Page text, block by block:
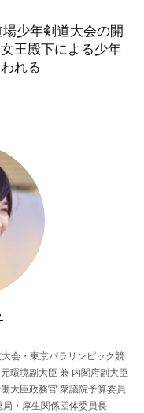
少年剣道大会の開
王殿下による少年
れる
会・東京パラリンピック競
環境副大臣 兼 内閣府副大臣
大臣政務官 衆議院予算委員
・厚生関係団体委員長